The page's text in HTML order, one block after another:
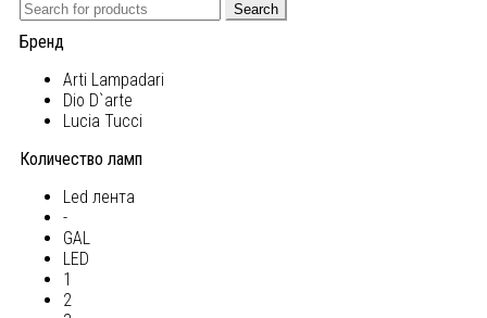
Search
Бренд
Arti Lampadari
Dio D`arte
Lucia Tucci
Количество ламп
Led лента
-
GAL
LED
1
2